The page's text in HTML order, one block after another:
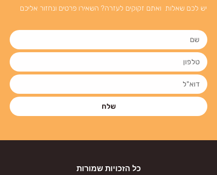
יש לכם שאלות ואתם זקוקים לעזרה? השאירו פרטים ונחזור אליכם
שלח
כל הזכויות שמורות